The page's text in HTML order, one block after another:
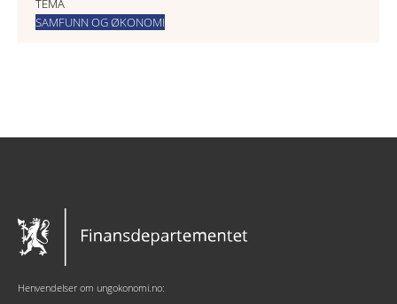
TEMA
SAMFUNN OG ØKONOMI
Henvendelser om ungokonomi.no: